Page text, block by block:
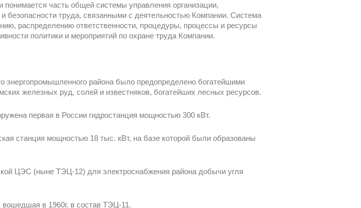
часть общей системы управления организации,
безопасности труда, связанными с деятельностью Компании. Система
распределению ответственности, процедуры, процессы и ресурсы
политики и мероприятий по охране труда Компании.
энергопромышленного района было предопределено богатейшими
железных руд, солей и известняков, богатейших лесных ресурсов.
первая в России гидростанция мощностью 300 кВт.
станция мощностью 18 тыс. кВт, на базе которой были образованы
ЦЭС (ныне ТЭЦ-12) для электроснабжения района добычи угля
в 1960г. в состав ТЭЦ-11.